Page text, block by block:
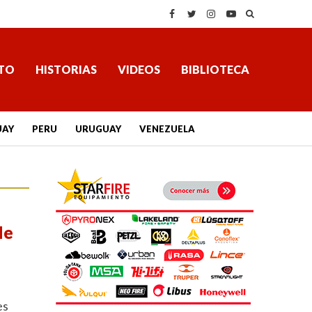
HISTORIAS VIDEOS BIBLIOTECA
PERU URUGUAY VENEZUELA